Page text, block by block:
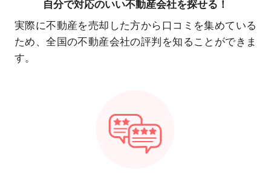
自分で対応のいい不動産会社を探せる！
実際に不動産を売却した方から口コミを集めている
ため、全国の不動産会社の評判を知ることができま
す。